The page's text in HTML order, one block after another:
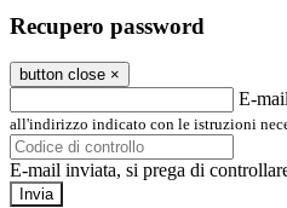
Recupero password
button close ×
E-mail
all'indirizzo indicato con le istruzioni
E-mail inviata, si prega di